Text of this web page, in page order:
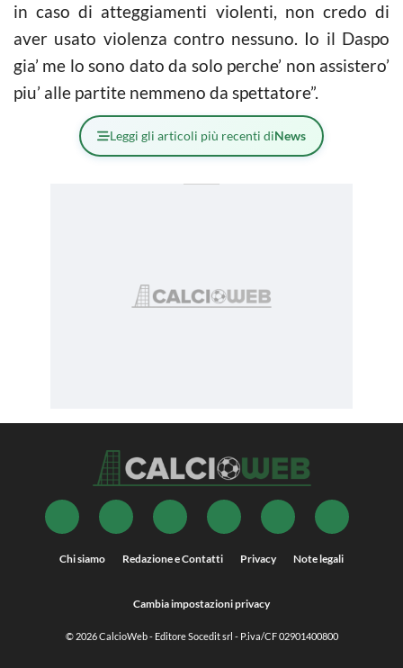
in caso di atteggiamenti violenti, non credo di
aver usato violenza contro nessuno. Io il Daspo
gia’ me lo sono dato da solo perche’ non assistero’
piu’ alle partite nemmeno da spettatore”.
Leggi gli articoli più recenti diNews
Chi siamo Redazione e Contatti Privacy Note legali
Cambia impostazioni privacy
© 2026CalcioWeb- Editore Socedit srl - P.iva/CF 02901400800